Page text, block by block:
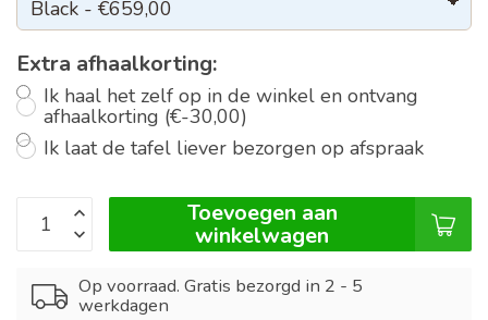
Extra afhaalkorting:
Ik haal het zelf op in de winkel en ontvang
afhaalkorting (€-30,00)
Ik laat de tafel liever bezorgen op afspraak
Toevoegen aan
winkelwagen
Op voorraad. Gratis bezorgd in 2 - 5
werkdagen